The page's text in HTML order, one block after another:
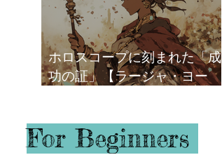
ホロスコープに刻まれた「成
功の証」【ラージャ・ヨー
For Beginners